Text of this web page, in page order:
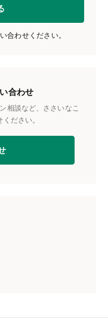
合わせください。
合わせ
相談など、ささいなこ
ださい。